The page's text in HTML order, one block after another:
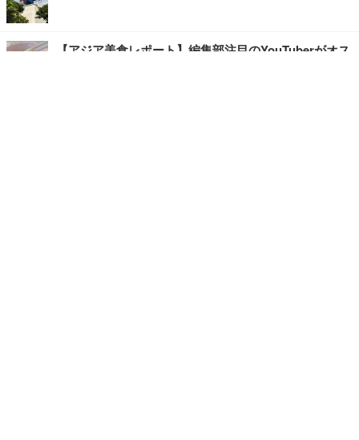
【アジア美食レポート】編集部注目のYouTuberがオス